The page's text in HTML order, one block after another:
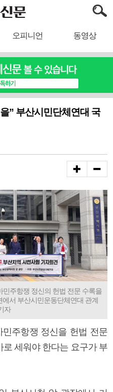
오피니언 동영상
” 부산시민단체연대 국
주항쟁 정신의 헌법 전문 수록을
서 부산시민운동단체연대 관계
자
주항쟁 정신을 헌법 전문
세워야 한다는 요구가 부